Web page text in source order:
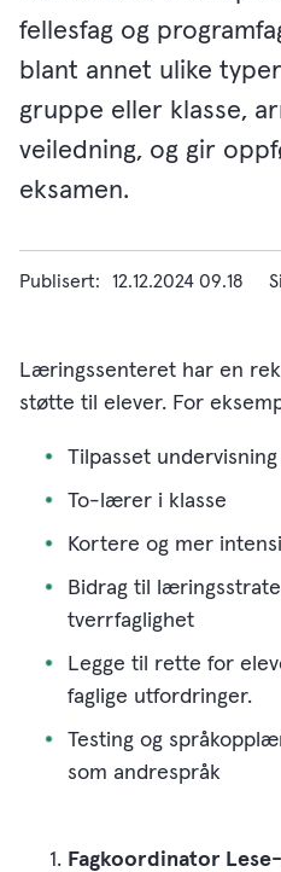
fellesfag og
blant annet ulike
gruppe eller klasse,
veiledning, og gir
eksamen.
Publisert 12.12.2024 09.18
Læringssenteret har en
støtte til elever. For
Tilpasset
To-lærer i klasse
Kortere og mer
Bidrag til
tverrfaglighet
Legge til rette for
faglige utfordringer.
Testing og
som andrespråk
Fagkoordinator